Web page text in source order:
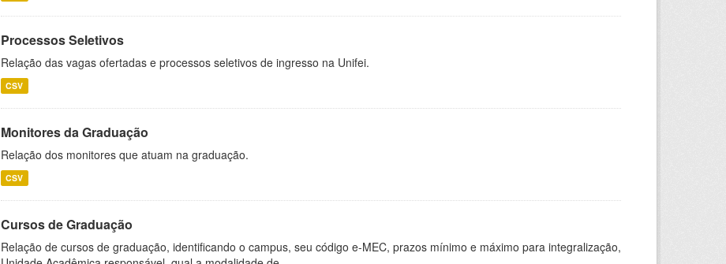
Processos Seletivos
Relação das vagas ofertadas e processos seletivos de ingresso na Unifei.
CSV
Monitores da Graduação
Relação dos monitores que atuam na graduação.
CSV
Cursos de Graduação
Relação de cursos de graduação, identificando o campus, seu código e-MEC, prazos mínimo e máximo para integralização,